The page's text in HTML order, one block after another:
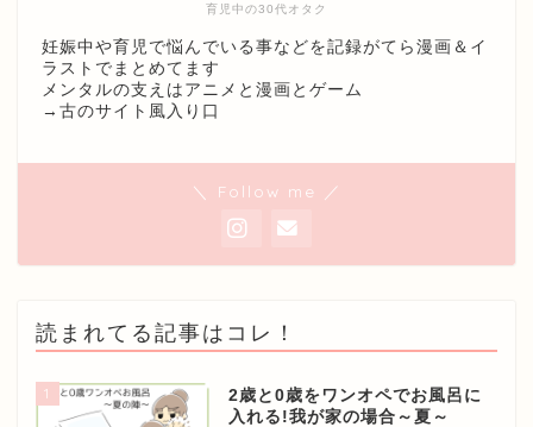
育児中の30代オタク
妊娠中や育児で悩んでいる事などを記録がてら漫画＆イ
ラストでまとめてます
メンタルの支えはアニメと漫画とゲーム
→ 古のサイト風入り口
＼ Follow me ／
読まれてる記事はコレ！
1
2歳と0歳をワンオペでお風呂に
入れる!我が家の場合～夏～